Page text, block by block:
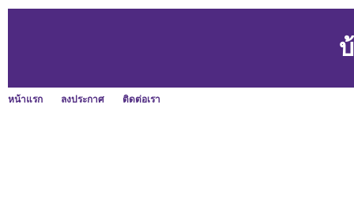
หน้าแรก ลงประกาศ ติดต่อเรา